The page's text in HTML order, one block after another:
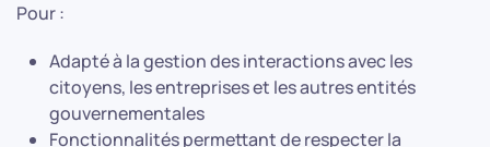
Pour :
Adapté à la gestion des interactions avec les
citoyens, les entreprises et les autres entités
gouvernementales
Fonctionnalités permettant de respecter la